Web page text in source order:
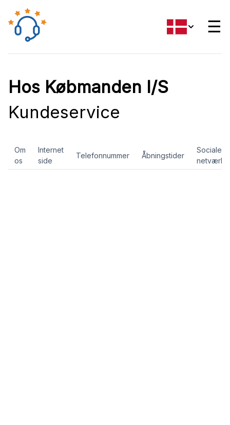
☰
Hos Købmanden I/S
Kundeservice
Om
os
Internet
side
Telefonnummer Åbningstider
Sociale
netværk